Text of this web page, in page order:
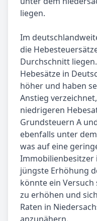
liegen.
Im
die
Durchschnitt
Hebesätze in
höher und haben
Anstieg
niedrigeren
Grundsteuern A
ebenfalls unter
was auf eine
Immobilienbesitzer
jüngste Erhöhung
könnte ein Versuch
zu erhöhen und
Raten in